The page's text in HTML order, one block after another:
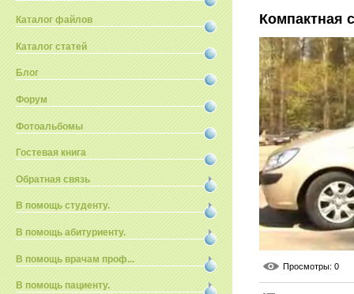
Каталог файлов
Каталог статей
Блог
Форум
Фотоальбомы
Гостевая книга
Обратная связь
В помощь студенту.
В помощь абитуриенту.
В помощь врачам проф...
В помощь пациенту.
Компактная
Просмотры: 0